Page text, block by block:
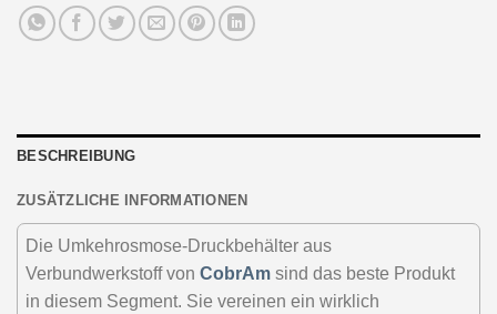
BESCHREIBUNG
ZUSÄTZLICHE INFORMATIONEN
Die Umkehrosmose-Druckbehälter aus
Verbundwerkstoff von CobrAm sind das beste Produkt
in diesem Segment. Sie vereinen ein wirklich